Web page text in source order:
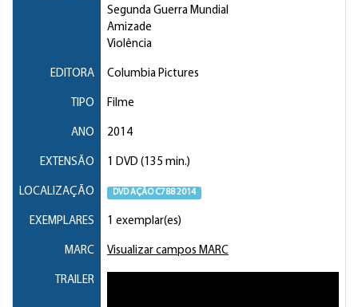
Segunda Guerra Mundial
Amizade
Violência
EDITORA Columbia Pictures
TIPO Filme
ANO 2014
EXTENSÃO 1 DVD (135 min.)
LOCALIZAÇÃO DVD AÇÃO C788 2014
EXEMPLARES 1 exemplar(es)
MARC Visualizar campos MARC
TRAILER